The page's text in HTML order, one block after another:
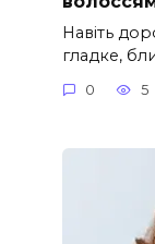
Навіть
гладке,
0 5